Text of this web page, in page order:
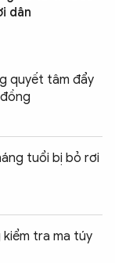
dân
quyết tâm đẩy
tuổi bị bỏ rơi
tra ma túy